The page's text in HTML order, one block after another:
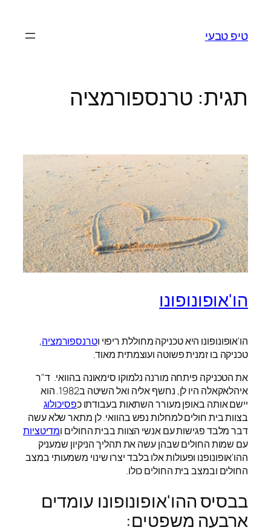
טיפ טבעי
תגית: טרנספורמציה
הו'אופונופונו
הו'אופונופונו היא טכניקה מחוללת ריפוי וטרנספורמציה,
טכניקה בו זמנית פשוטה ועוצמתית מאוד.
את הטכניקה פיתחה מורנה נלמוקו סימאונה בהוואי. ד"ר
איהלאקאלה היו לן, נחשף אליה ואל השיטה ב1982. הוא
יישם אותה באופן מעורר השתאות בעבודתו כפסיכולוג
בצוות בית חולים למחלות נפש בהוואי. לן מתאר שלא עשה
דבר מלבד פגישות עם אנשי הצוות בבית החולים ומדיטציות
עם שמות החולים שבהן עשה את תהליך הניקיון שמעניק
ההו'אופונופנו ופעולות אלו בלבד יצרו שינוי משמעותי במצב
החולים ובמצב בית החולים כולו.
בבסיס ההו'אופונופונו עומדים
ארבעה משפטים: